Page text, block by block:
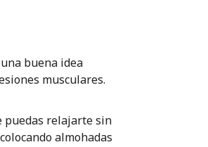
buena idea
musculares.
puedas relajarte sin
almohadas